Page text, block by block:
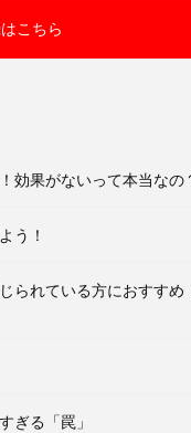
こちら
効果がないって本当なの
う！
られている方におすす
ぎる「罠」